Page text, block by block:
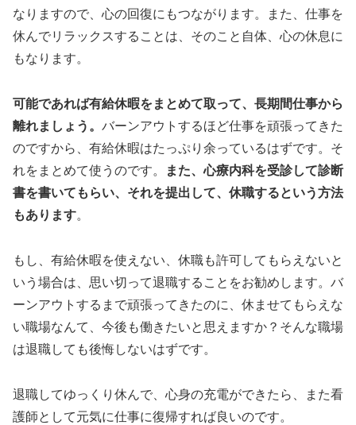
なりますので、心の回復にもつながります。また、仕事を
休んでリラックスすることは、そのこと自体、心の休息に
もなります。
可能であれば有給休暇をまとめて取って、長期間仕事から
離れましょう。 バーンアウトするほど仕事を頑張ってきた
のですから、有給休暇はたっぷり余っているはずです。そ
れをまとめて使うのです。
また、心療内科を受診して診断
書を書いてもらい、それを提出して、休職するという方法
もあります。
もし、有給休暇を使えない、休職も許可してもらえないと
いう場合は、思い切って退職することをお勧めします。バ
ーンアウトするまで頑張ってきたのに、休ませてもらえな
い職場なんて、今後も働きたいと思えますか？そんな職場
は退職しても後悔しないはずです。
退職してゆっくり休んで、心身の充電ができたら、また看
護師として元気に仕事に復帰すれば良いのです。